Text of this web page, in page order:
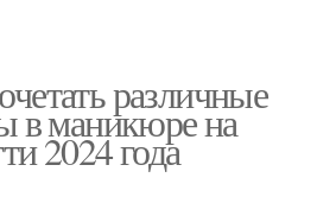
различные
в маникюре на
2024 года